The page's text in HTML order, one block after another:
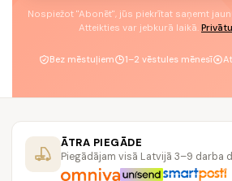
Nospiežot "Abonēt", jūs piekrītat saņemt
Atteikties var jebkurā laikā.
Bez mēstuļiem 1–2 vēstules mēnesī
ĀTRA PIEGĀDE
Piegādājam visā Latvijā 3–9 darba